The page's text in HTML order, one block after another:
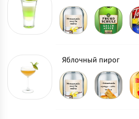
Яблочный пирог